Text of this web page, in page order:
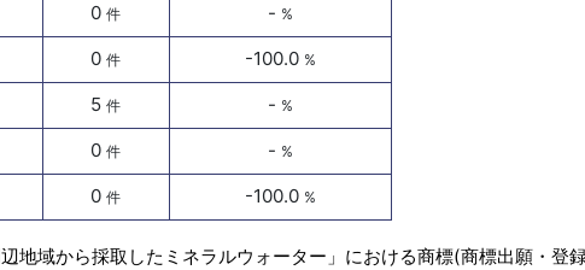
0件 - %
0件 -100.0 %
5件 - %
0件 - %
0件 -100.0 %
地域から採取したミネラルウォーター」における商標(商標出願・登